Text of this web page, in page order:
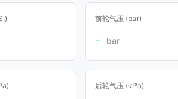
前轮气压 (bar)
- bar
后轮气压 (kPa)